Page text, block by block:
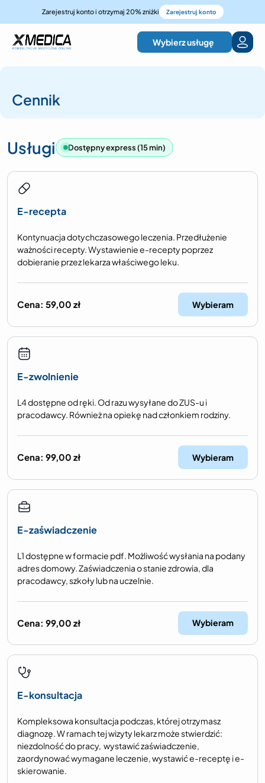
Zarejestruj konto i otrzymaj 20% zniżki Zarejestruj konto
Wybierz usługę
Cennik
Usługi Dostępny express (15 min)
E-recepta
Kontynuacja dotychczasowego leczenia. Przedłużenie
ważności recepty. Wystawienie e-recepty poprzez
dobieranie przez lekarza właściwego leku.
Cena:59,00zł Wybieram
E-zwolnienie
L4 dostępne od ręki. Od razu wysyłane do ZUS-u i
pracodawcy. Również na opiekę nad członkiem rodziny.
Cena:99,00zł Wybieram
E-zaświadczenie
L1 dostępne w formacie pdf. Możliwość wysłania na podany
adres domowy. Zaświadczenia o stanie zdrowia, dla
pracodawcy, szkoły lub na uczelnie.
Cena:99,00zł Wybieram
E-konsultacja
Kompleksowa konsultacja podczas, której otrzymasz
diagnozę. W ramach tej wizyty lekarz może stwierdzić:
niezdolność do pracy, wystawić zaświadczenie,
zaordynować wymagane leczenie, wystawić e-receptę i e-
skierowanie.